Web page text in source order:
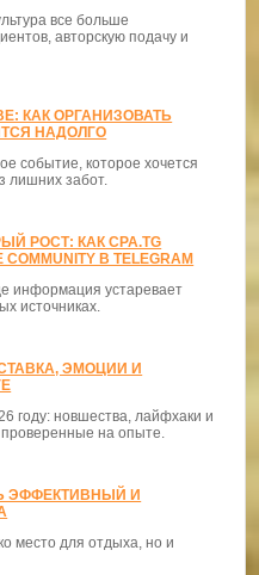
все больше
авторскую подачу и
КАК ОРГАНИЗОВАТЬ
НАДОЛГО
событие, которое хочется
лишних забот.
РОСТ: КАК CPA.TG
В TELEGRAM
информация устаревает
источниках.
ЭМОЦИИ И
году: новшества, лайфхаки и
на опыте.
ЭФФЕКТИВНЫЙ И
место для отдыха, но и